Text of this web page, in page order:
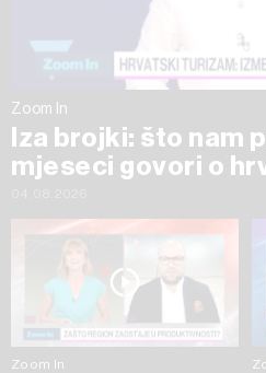
Zoom In
Iza brojki: što nam
mjeseci govori o
Zoom In